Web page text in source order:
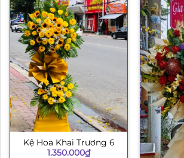
Kệ Hoa Khai Trương 6
1.350.000₫